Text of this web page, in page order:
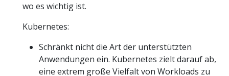
wo es wichtig ist.
Kubernetes:
Schränkt nicht die Art der unterstützten
Anwendungen ein. Kubernetes zielt darauf ab,
eine extrem große Vielfalt von Workloads zu